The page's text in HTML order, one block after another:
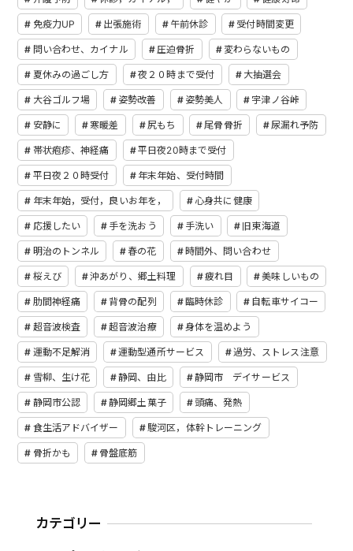
免疫力UP 出張施術 午前休診 受付時間変更
問い合わせ、カイナル 圧迫骨折 変わらないもの
夏休みの過ごし方 夜２０時まで受付 大抽選会
大谷ゴルフ場 姿勢改善 姿勢美人 宇津ノ谷峠
安静に 寒暖差 尻もち 尾骨骨折 尿漏れ予防
帯状疱疹、神経痛 平日夜20時まで受付
平日夜２０時受付 年末年始、受付時間
年末年始，受付，良いお年を， 心身共に健康
応援したい 手を洗おう 手洗い 旧東海道
明治のトンネル 春の花 時間外、問い合わせ
桜えび 沖あがり、郷土料理 疲れ目 美味しいもの
肋間神経痛 背骨の配列 臨時休診 自転車サイコー
超音波検査 超音波治療 身体を温めよう
運動不足解消 運動型通所サービス 過労、ストレス注意
雪柳、生け花 静岡、由比 静岡市 デイサービス
静岡市公認 静岡郷土菓子 頭痛、発熱
食生活アドバイザー 駿河区，体幹トレーニング
骨折かも 骨盤底筋
カテゴリー